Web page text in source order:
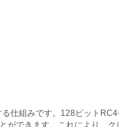
仕組みです。128ビット